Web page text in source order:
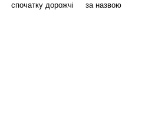
спочатку дорожчі за назвою